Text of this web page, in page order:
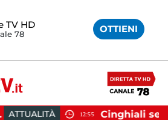
TV HD
78 OTTIENI
12:55